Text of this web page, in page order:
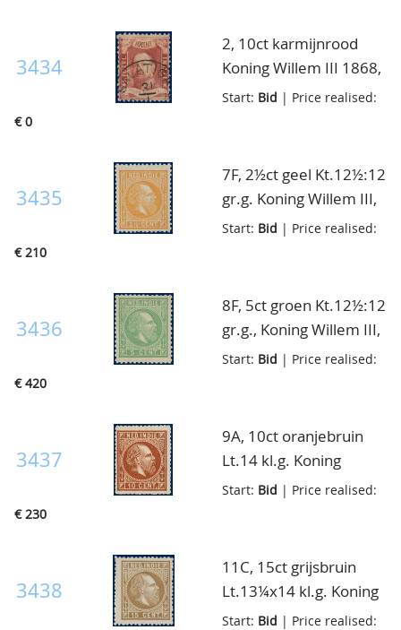
uiterst zeldzaam in
deze mooie kwaliteit!!
cert. NKD
3434
2, 10ct karmijnrood
Koning Willem III 1868,
gebruikt met halfrond
Start: Bid | Price realised:
€ 0
3435
7F, 2½ct geel Kt.12½:12
gr.g. Koning Willem III,
postfris met volledige
Start: Bid | Price realised:
€ 210
3436
8F, 5ct groen Kt.12½:12
gr.g., Koning Willem III,
postfris met volledige
Start: Bid | Price realised:
€ 420
3437
9A, 10ct oranjebruin
Lt.14 kl.g. Koning
Willem III, postfris met
NKD
Start: Bid | Price realised:
€ 230
3438
11C, 15ct grijsbruin
Lt.13¼x14 kl.g. Koning
Willem III, postfris met
Start: Bid | Price realised: